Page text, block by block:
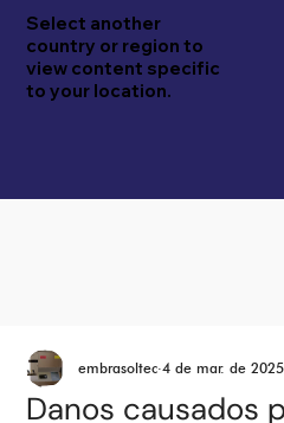
Select another
country or region to
view content specific
to your location.
Danos causados
embrasoltec 4 de mar. de 2025